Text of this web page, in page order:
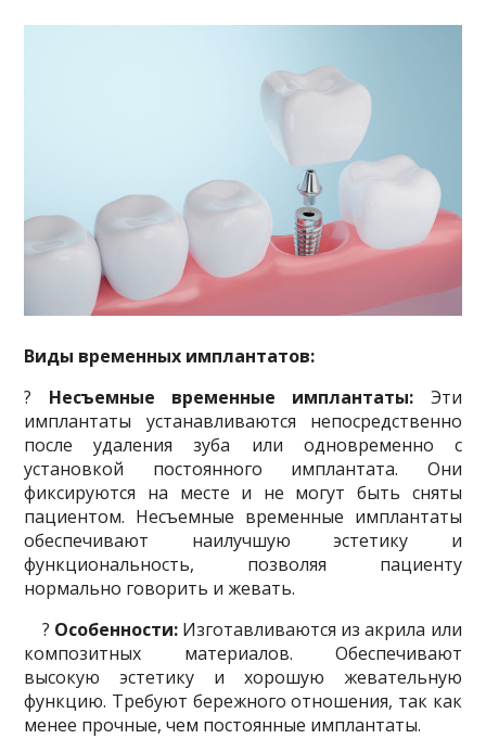
Виды временных имплантатов:
? Несъемные временные имплантаты: Эти
имплантаты устанавливаются непосредственно
после удаления зуба или одновременно с
установкой постоянного имплантата. Они
фиксируются на месте и не могут быть сняты
пациентом. Несъемные временные имплантаты
обеспечивают наилучшую эстетику и
функциональность, позволяя пациенту
нормально говорить и жевать.
? Особенности: Изготавливаются из акрила или
композитных материалов. Обеспечивают
высокую эстетику и хорошую жевательную
функцию. Требуют бережного отношения, так как
менее прочные, чем постоянные имплантаты.